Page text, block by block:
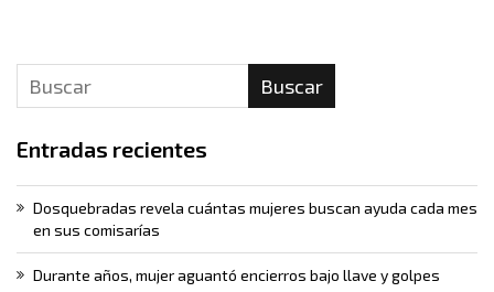
Buscar
Entradas recientes
Dosquebradas revela cuántas mujeres buscan ayuda cada mes
en sus comisarías
Durante años, mujer aguantó encierros bajo llave y golpes